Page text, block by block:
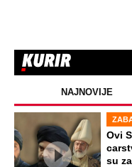
NAJNOVIJE
Ovi
su